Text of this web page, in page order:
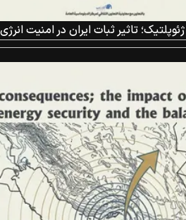
تاثیر ثبات ایران در امنیت